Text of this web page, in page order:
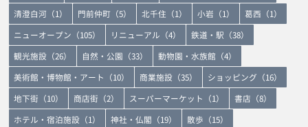
清澄白河（1）
門前仲町（5） 北千住（1） 小岩（1）
葛西（1）
ニューオープン（105）
リニューアル（4）
鉄道・駅（38）
観光施設（26）
自然・公園（33）
動物園・水族館（4）
美術館・博物館・アート（10）
商業施設（35）
ショッピング（16）
地下街（10）
商店街（2） スーパーマーケット（1）
書店（8）
ホテル・宿泊施設（1）
神社・仏閣（19）
散歩（15）